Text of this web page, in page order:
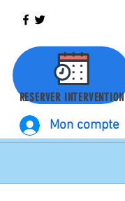
RESERVER INTERVENTION
Mon compte